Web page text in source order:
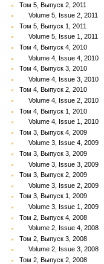
Том 5, Выпуск 2, 2011
Volume 5, Issue 2, 2011
Том 5, Выпуск 1, 2011
Volume 5, Issue 1, 2011
Том 4, Выпуск 4, 2010
Volume 4, Issue 4, 2010
Том 4, Выпуск 3, 2010
Volume 4, Issue 3, 2010
Том 4, Выпуск 2, 2010
Volume 4, Issue 2, 2010
Том 4, Выпуск 1, 2010
Volume 4, Issue 1, 2010
Том 3, Выпуск 4, 2009
Volume 3, Issue 4, 2009
Том 3, Выпуск 3, 2009
Volume 3, Issue 3, 2009
Том 3, Выпуск 2, 2009
Volume 3, Issue 2, 2009
Том 3, Выпуск 1, 2009
Volume 3, Issue 1, 2009
Том 2, Выпуск 4, 2008
Volume 2, Issue 4, 2008
Том 2, Выпуск 3, 2008
Volume 2, Issue 3, 2008
Том 2, Выпуск 2, 2008